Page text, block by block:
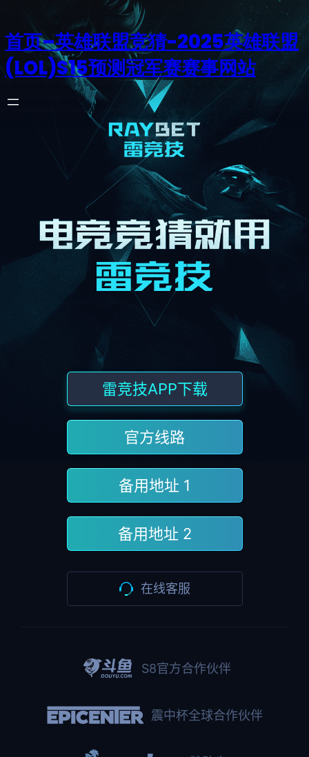
首页–英雄联盟竞猜-2025英雄联盟
(LOL)S15预测冠军赛赛事网站